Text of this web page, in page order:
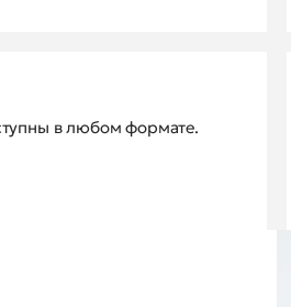
в любом формате.